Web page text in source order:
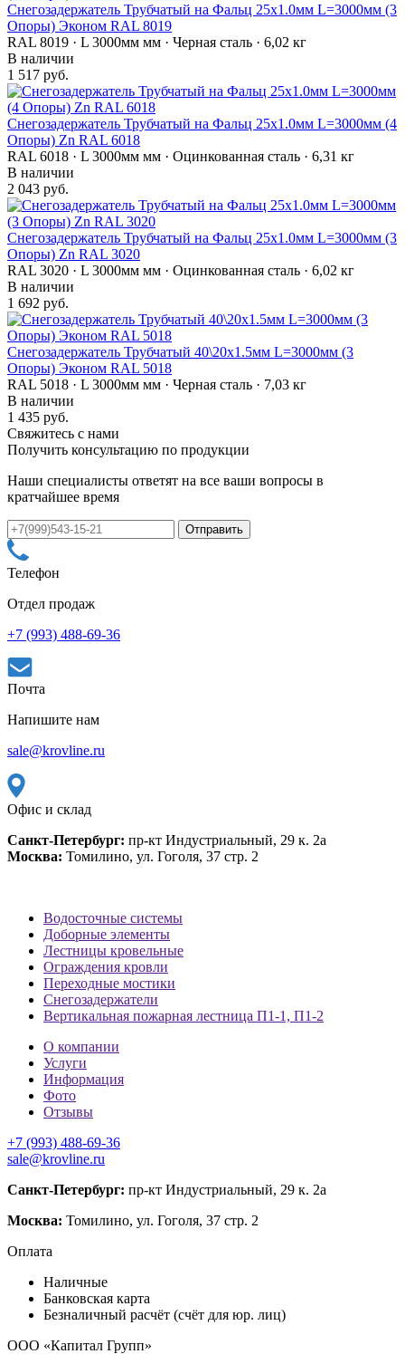
Снегозадержатель Трубчатый на Фальц 25х1.0мм L=3000мм (3
Опоры) Эконом RAL 8019
RAL 8019 · L 3000мм мм · Черная сталь · 6,02 кг
В наличии
1 517 руб.
Снегозадержатель Трубчатый на Фальц 25х1.0мм L=3000мм (4
Опоры) Zn RAL 6018
RAL 6018 · L 3000мм мм · Оцинкованная сталь · 6,31 кг
В наличии
2 043 руб.
Снегозадержатель Трубчатый на Фальц 25х1.0мм L=3000мм (3
Опоры) Zn RAL 3020
RAL 3020 · L 3000мм мм · Оцинкованная сталь · 6,02 кг
В наличии
1 692 руб.
Снегозадержатель Трубчатый 40\20х1.5мм L=3000мм (3
Опоры) Эконом RAL 5018
RAL 5018 · L 3000мм мм · Черная сталь · 7,03 кг
В наличии
1 435 руб.
Свяжитесь с нами
Получить консультацию по продукции
Наши специалисты ответят на все ваши вопросы в
кратчайшее время
Телефон
Отдел продаж
+7 (993) 488-69-36
Почта
Напишите нам
sale@krovline.ru
Офис и склад
Санкт-Петербург: пр-кт Индустриальный, 29 к. 2а
Москва: Томилино, ул. Гоголя, 37 стр. 2
Водосточные системы
Доборные элементы
Лестницы кровельные
Ограждения кровли
Переходные мостики
Снегозадержатели
Вертикальная пожарная лестница П1-1, П1-2
О компании
Услуги
Информация
Фото
Отзывы
+7 (993) 488-69-36
sale@krovline.ru
Санкт-Петербург: пр-кт Индустриальный, 29 к. 2а
Москва: Томилино, ул. Гоголя, 37 стр. 2
Оплата
Наличные
Банковская карта
Безналичный расчёт (счёт для юр. лиц)
ООО «Капитал Групп»